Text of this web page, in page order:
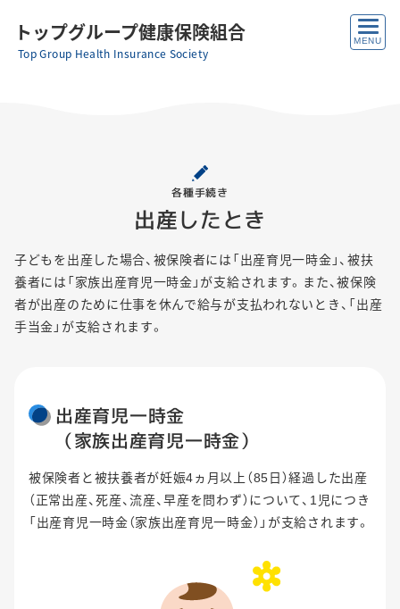
トップグループ健康保険組合
Top Group Health Insurance Society
各種手続き
出産したとき
子どもを出産した場合、被保険者には「出産育児一時金」、被扶
養者には「家族出産育児一時金」が支給されます。また、被保険
者が出産のために仕事を休んで給与が支払われないとき、「出産
手当金」が支給されます。
出産育児一時金
（家族出産育児一時金）
被保険者と被扶養者が妊娠4ヵ月以上（85日）経過した出産
（正常出産、死産、流産、早産を問わず）について、1児につき
「出産育児一時金（家族出産育児一時金）」が支給されます。